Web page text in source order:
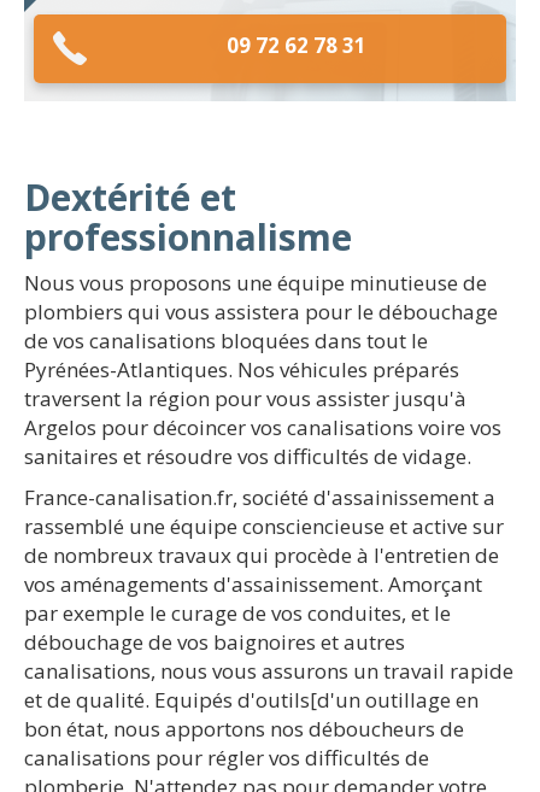
09 72 62 78 31
Dextérité et
professionnalisme
Nous vous proposons une équipe minutieuse de
plombiers qui vous assistera pour le débouchage
de vos canalisations bloquées dans tout le
Pyrénées-Atlantiques. Nos véhicules préparés
traversent la région pour vous assister jusqu'à
Argelos pour décoincer vos canalisations voire vos
sanitaires et résoudre vos difficultés de vidage.
France-canalisation.fr, société d'assainissement a
rassemblé une équipe consciencieuse et active sur
de nombreux travaux qui procède à l'entretien de
vos aménagements d'assainissement. Amorçant
par exemple le curage de vos conduites, et le
débouchage de vos baignoires et autres
canalisations, nous vous assurons un travail rapide
et de qualité. Equipés d'outils[d'un outillage en
bon état, nous apportons nos déboucheurs de
canalisations pour régler vos difficultés de